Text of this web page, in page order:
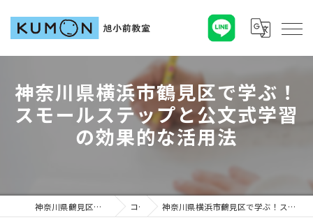
神奈川県横浜市鶴見区で学ぶ！
スモールステップと公文式学習
の効果的な活用法
神奈川県鶴見区の塾ならKUMON旭小前教室 コラム 神奈川県横浜市鶴見区で学ぶ！スモールステップと公文式学習の効果的な活用法